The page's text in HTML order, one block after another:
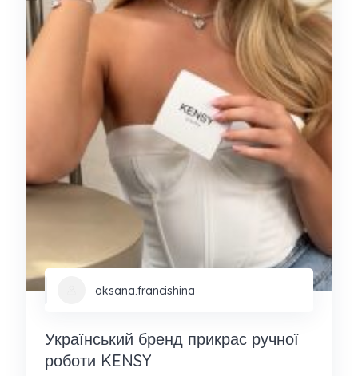
oksana.francishina
Український бренд прикрас ручної
роботи KENSY